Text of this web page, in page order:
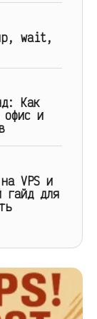
wait,
Как
офис и
VPS и
гайд для